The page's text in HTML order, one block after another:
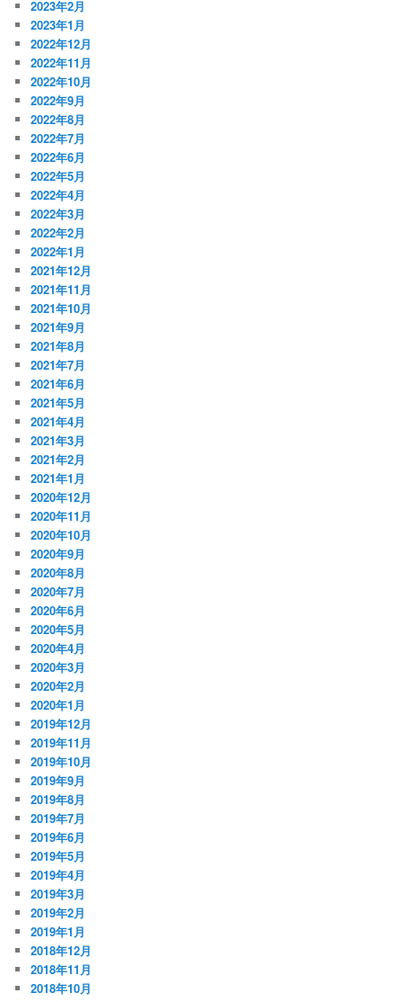
2023年2月
2023年1月
2022年12月
2022年11月
2022年10月
2022年9月
2022年8月
2022年7月
2022年6月
2022年5月
2022年4月
2022年3月
2022年2月
2022年1月
2021年12月
2021年11月
2021年10月
2021年9月
2021年8月
2021年7月
2021年6月
2021年5月
2021年4月
2021年3月
2021年2月
2021年1月
2020年12月
2020年11月
2020年10月
2020年9月
2020年8月
2020年7月
2020年6月
2020年5月
2020年4月
2020年3月
2020年2月
2020年1月
2019年12月
2019年11月
2019年10月
2019年9月
2019年8月
2019年7月
2019年6月
2019年5月
2019年4月
2019年3月
2019年2月
2019年1月
2018年12月
2018年11月
2018年10月